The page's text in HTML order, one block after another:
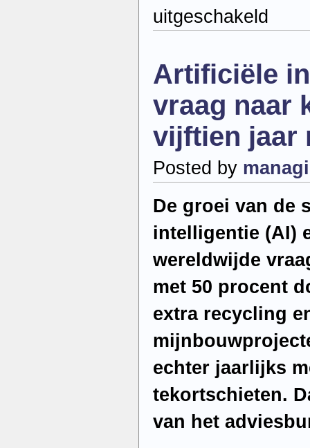
uitgeschakeld
aanvallen
zwaar
Artificiële
vraag naar
vijftien jaar
Posted by
De groei van de
intelligentie (AI)
wereldwijde
met 50 procent
extra recycling
echter jaarlijks
tekortschieten.
van het